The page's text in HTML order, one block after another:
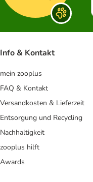
Info & Kontakt
mein zooplus
FAQ & Kontakt
Versandkosten & Lieferzeit
Entsorgung und Recycling
Nachhaltigkeit
zooplus hilft
Awards